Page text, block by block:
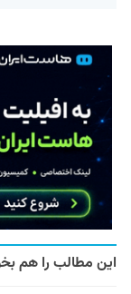
این مطالب را هم